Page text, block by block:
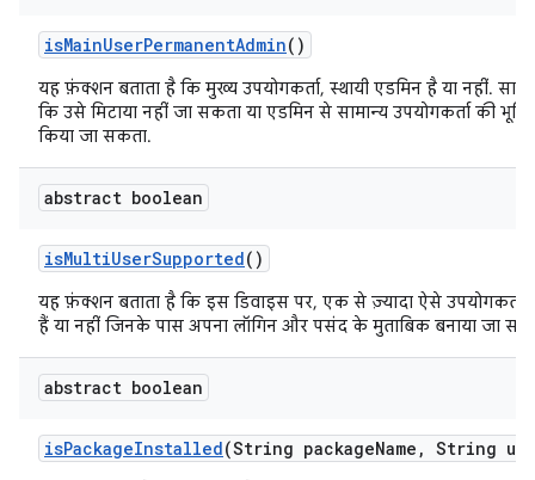
isMainUserPermanentAdmin()
यह फ़ंक्शन बताता है कि मुख्य उपयोगकर्ता, स्थायी एडमिन है या नहीं. साथ
कि उसे मिटाया नहीं जा सकता या एडमिन से सामान्य उपयोगकर्ता की
किया जा सकता.
abstract boolean
isMultiUserSupported()
यह फ़ंक्शन बताता है कि इस डिवाइस पर, एक से ज़्यादा ऐसे
हैं या नहीं जिनके पास अपना लॉगिन और पसंद के मुताबिक बनाया जा
abstract boolean
isPackageInstalled(String packageName , String